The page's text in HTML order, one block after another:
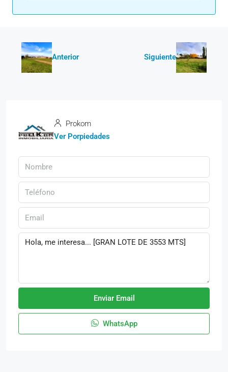
Anterior Siguiente
Prokom
Ver Porpiedades
Enviar Email
WhatsApp